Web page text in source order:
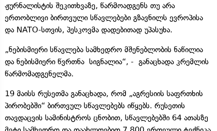
ჟურნალისტის შეკითხვაზე, წარმოადგენს თუ არა
ერთობლივი ბირთვული სწავლებები გზავნილს ევროპისა
და NATO-სთვის, პესკოვმა დადებითად უპასუხა.
„ნებისმიერი სწავლება სამხედრო მშენებლობის ნაწილია
და ნებისმიერი წვრთნა სიგნალია“, - განაცხადა კრემლის
წარმომადგენელმა.
19 მაისს რუსეთმა განაცხადა, რომ „აგრესიის საფრთხის
პირობებში“ ბირთვულ სწავლებებს იწყებს. რუსეთის
თავდაცვის სამინისტროს ცნობით, სწავლებებში 64 ათასზე